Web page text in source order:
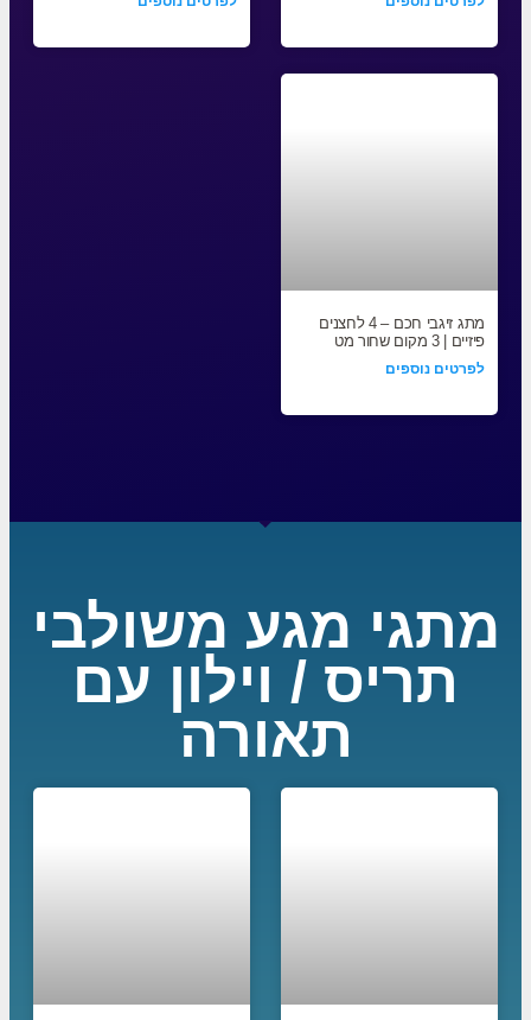
מתג זיגבי חכם – 4 לחצנים
פיזיים | 3 מקום שחור מט
לפרטים נוספים
מתגי מגע משולבי
תריס / וילון עם
תאורה